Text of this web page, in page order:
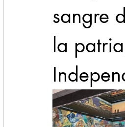
sangre
la